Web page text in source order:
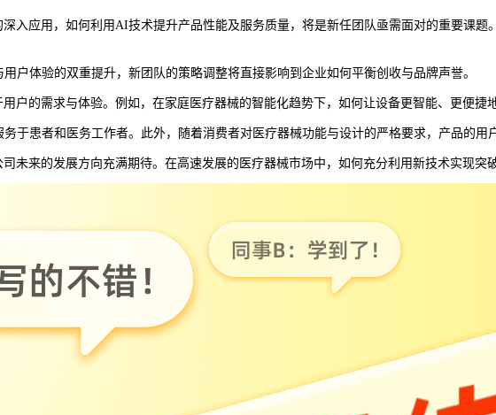
用，如何利用AI技术提升产品性能及服务质量，将是新任团队亟需面对的重要课
体验的双重提升，新团队的策略调整将直接影响到企业如何平衡创收与品牌声誉。
需求与体验。例如，在家庭医疗器械的智能化趋势下，如何让设备更智能、更便捷
者和医务工作者。此外，随着消费者对医疗器械功能与设计的严格要求，产品的用
的发展方向充满期待。在高速发展的医疗器械市场中，如何充分利用新技术实现突